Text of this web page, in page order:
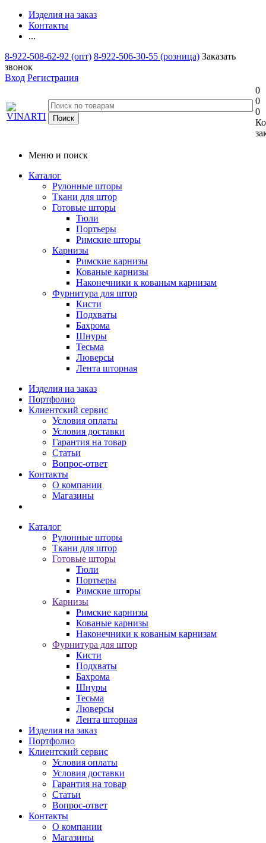
Изделия на заказ
Контакты
...
8-922-508-62-92 (опт) 8-922-506-30-55 (розница) Заказать
звонок
Вход Регистрация
0
0
0
Меню и поиск
Каталог
Рулонные шторы
Ткани для штор
Готовые шторы
Тюли
Портьеры
Римские шторы
Карнизы
Римские карнизы
Кованые карнизы
Наконечники к кованым карнизам
Фурнитура для штор
Кисти
Подхваты
Бахрома
Шнуры
Тесьма
Люверсы
Лента шторная
Изделия на заказ
Портфолио
Клиентский сервис
Условия оплаты
Условия доставки
Гарантия на товар
Статьи
Вопрос-ответ
Контакты
О компании
Магазины
Каталог
Рулонные шторы
Ткани для штор
Готовые шторы
Тюли
Портьеры
Римские шторы
Карнизы
Римские карнизы
Кованые карнизы
Наконечники к кованым карнизам
Фурнитура для штор
Кисти
Подхваты
Бахрома
Шнуры
Тесьма
Люверсы
Лента шторная
Изделия на заказ
Портфолио
Клиентский сервис
Условия оплаты
Условия доставки
Гарантия на товар
Статьи
Вопрос-ответ
Контакты
О компании
Магазины